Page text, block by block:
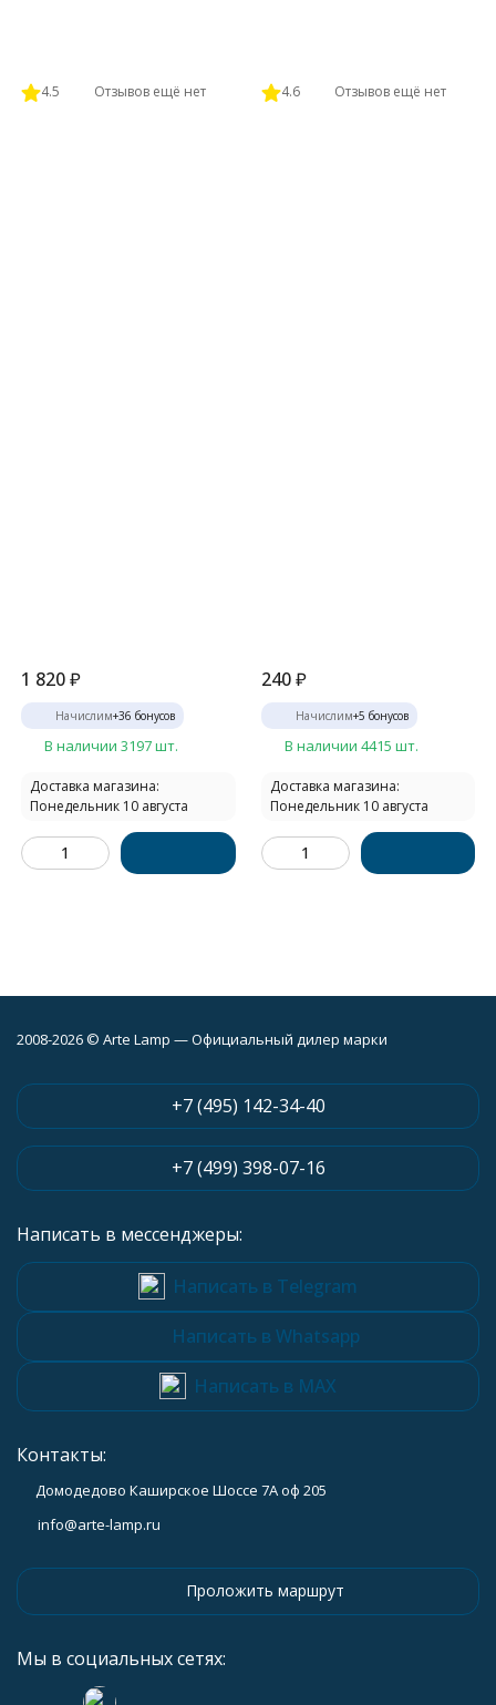
4.5 Отзывов ещё нет
1 820₽
Начислим+36 бонусов
В наличии 3197 шт.
Доставка магазина:
Понедельник 10 августа
4.6 Отзывов ещё нет
240 ₽
Начислим+5 бонусов
В наличии 4415 шт.
Доставка магазина:
Понедельник 10 августа
2008-2026 © Arte Lamp — Официальный дилер марки
+7 (495) 142-34-40
+7 (499) 398-07-16
Написать в мессенджеры:
Написать в Telegram
Написать в Whatsapp
Написать в MAX
Контакты:
Домодедово Каширское Шоссе 7А оф 205
info@arte-lamp.ru
Проложить маршрут
Мы в социальных сетях: